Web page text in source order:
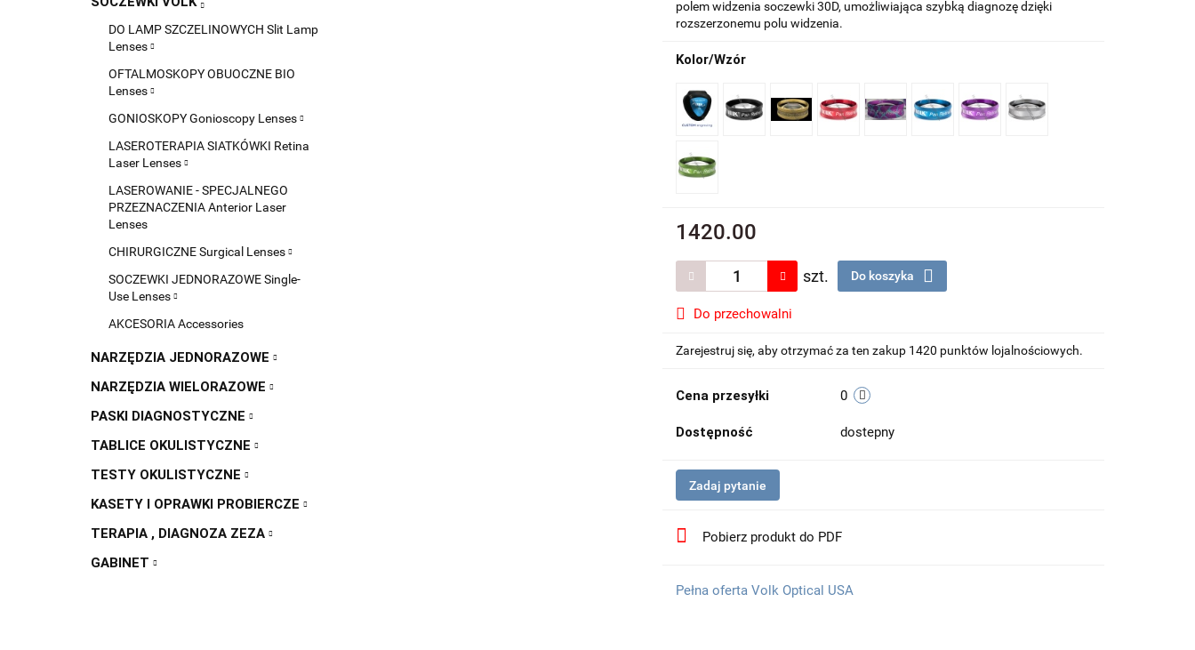
DO LAMP SZCZELINOWYCH Slit Lamp
Lenses
OFTALMOSKOPY OBUOCZNE BIO
Lenses
GONIOSKOPY Gonioscopy Lenses
LASEROTERAPIA SIATKÓWKI Retina
Laser Lenses
LASEROWANIE - SPECJALNEGO
PRZEZNACZENIA Anterior Laser
Lenses
CHIRURGICZNE Surgical Lenses
SOCZEWKI JEDNORAZOWE Single-
Use Lenses
AKCESORIA Accessories
NARZĘDZIA JEDNORAZOWE
NARZĘDZIA WIELORAZOWE
PASKI DIAGNOSTYCZNE
TABLICE OKULISTYCZNE
TESTY OKULISTYCZNE
KASETY I OPRAWKI PROBIERCZE
TERAPIA , DIAGNOZA ZEZA
GABINET
polem widzenia soczewki 30D, umożliwiająca szybką diagnozę dzięki
rozszerzonemu polu widzenia.
Kolor/Wzór
1420.00
szt. Do koszyka
Do przechowalni
Zarejestruj się, aby otrzymać za ten zakup 1420 punktów lojalnościowych.
Cena przesyłki 0
Dostępność dostepny
Zadaj pytanie
Pobierz produkt do PDF
Pełna oferta Volk Optical USA